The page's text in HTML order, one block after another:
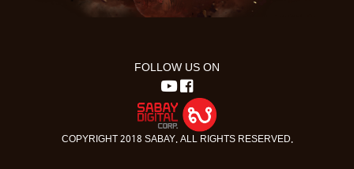
FOLLOW US ON
COPYRIGHT 2018 SABAY. ALL RIGHTS RESERVED.